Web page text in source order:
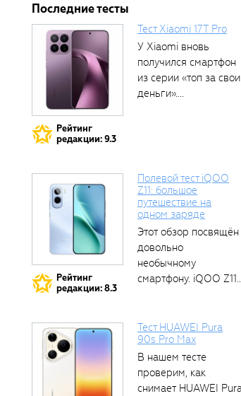
Последние тесты
Рейтинг
редакции: 9.3
Тест Xiaomi 17T Pro
У Xiaomi вновь
получился смартфон
из серии «топ за свои
деньги»....
Рейтинг
редакции: 8.3
Полевой тест iQOO
Z11: большое
путешествие на
одном заряде
Этот обзор посвящён
довольно
необычному
смартфону. iQOO Z11
Тест HUAWEI Pura
90s Pro Max
В нашем тесте
проверим, как
снимает HUAWEI